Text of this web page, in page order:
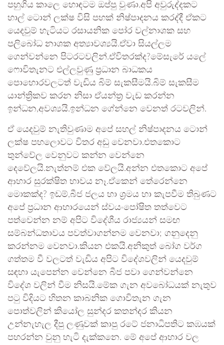
පහුගිය කාලෙ හොඳටම ඔප්පු වුණා.අපි අවුරුද්දකට
හාල් ටොන් ලක්ෂ විසි පහක් නිෂ්පාදනය කරද්දී ඒකට
යෙදවුම් හැටියට රසායනික පෝර වල්නාශක සහ
පලිබෝධ නාශක අත්‍යාවශ්‍යයි.ඒවා සියල්ලම
ගෙන්වන්නෙ පිටරටවලින්.ඒවිතරක්ද?මේසැරේ යලේ
ෆොවිතැනට එල්ලවුණු ප්‍රධාන බාධකය
පොහොරවලටත් වැඩිය බිම් සැකසීමයි.බිම් සැකසීම
යාන්ත්‍රිකව කරන නිසා ඒයන්ත්‍ර වැඩ කරන්න
ඉන්ධන,අවශ්‍යයි.ඉන්ධන ගේන්නෙ වෙනත් රටවලින්.
ඒ යෙදවුම් නැතිවුණාම අපේ සහල් නිෂ්පාදනය ටොන්
ලක්ෂ පහලොවට විතර අඩු වෙනවා.එතකොට
තුන්වේල වෙනුවට කන්න වෙන්නෙ
දෙවේලයි.නැත්නම් එක වේලයි.අන්න එතකොට අපේ
ආහාර සුරක්ෂිත භාවය නෑ.ඒකෙන් තේරෙන්නෙ
මොකක්ද? ඉඩම්,බීජ ජලය හා ශ්‍රමය හා කැපවීම තිබුණට
අපේ ප්‍රධාන ආහාරයෙන් ස්වයංපෝෂිත තත්වෙට
පත්වෙන්න නම් අපිට විදේශීය රාජ්‍යයන් සමඟ
සම්බන්ධතාවය පවත්වාගන්නම වෙනවා; ගනුදෙනු
කරන්නම වෙනවා.කියන එකයි.අනිකුත් බෝග වර්ග
ගත්තම වී වලටත් වැඩිය අපිට විදේශවලින් යෙදවුම්
සඳහා යැපෙන්න වෙන්නෙ බීජ පවා ගෙන්වන්නෙ
විදේශ වලින් වීම නිසයි.මේක ගැන අවබෝධයක් නැතුව
පටු විදියට හිතන කාබනික ගොවිතැන ගැන
පොත්වලින් කියෝල සුන්දර කතන්දර කියන
උන්නැහැල දීපු ලණුවක් කාපු රටේ ජනාධිපතිට කඹයක්
පහරන්න වුනු හැටි දැක්කනෙ. මේ අපේ ආහාර වල